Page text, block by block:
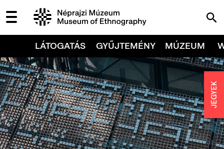
LÁTOGATÁS GYŰJTEMÉNY MÚZEUM
JEGYEK